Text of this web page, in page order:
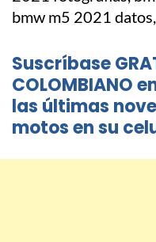
Suscríbase
COLOMBIANO
las últimas
motos en su